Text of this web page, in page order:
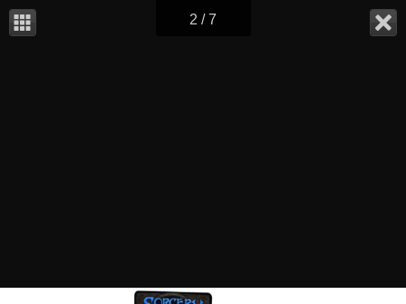
2 / 7